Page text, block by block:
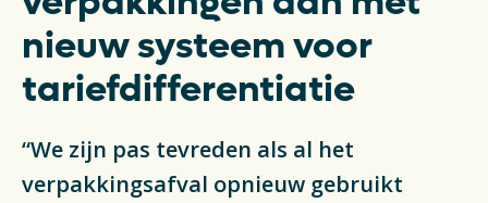
Inzameling & Recycling
Wetgeving
Actueel
nieuw systeem voor
tariefdifferentiatie
“We zijn pas tevreden als al het
verpakkingsafval opnieuw gebruikt